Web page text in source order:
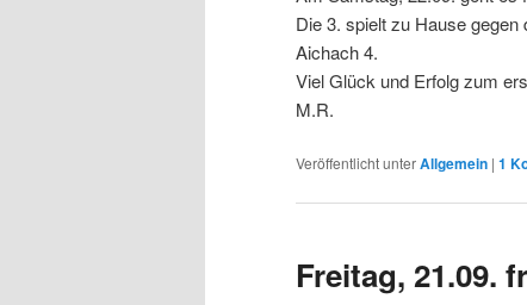
Die 3. spielt zu Hause
Aichach 4.
Viel Glück und Erfolg zum
M.R.
Veröffentlicht unterAllgemein | 1
Freitag, 21.09.